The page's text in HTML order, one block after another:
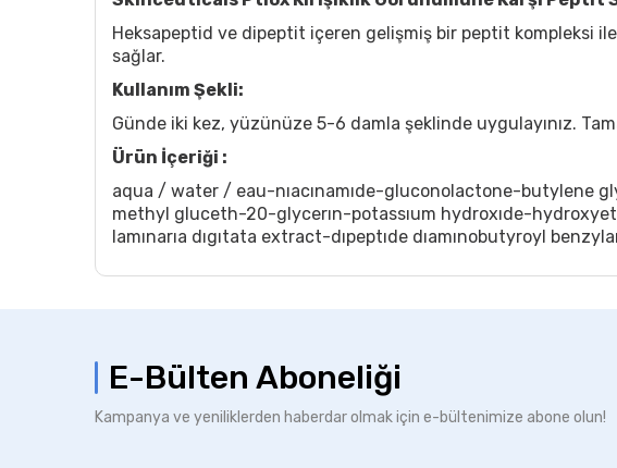
Heksapeptid ve dipeptit içeren gelişmiş bir peptit kompleksi ile
sağlar.
Kullanım Şekli:
Günde iki kez, yüzünüze 5-6 damla şeklinde uygulayınız.
Ürün İçeriği :
aqua / water / eau-nıacınamıde-gluconolactone-
methyl gluceth-20-glycerın-potassıum hydroxıde-
lamınarıa dıgıtata extract-dıpeptıde dıamınobutyroyl
E-Bülten Aboneliği
Kampanya ve yeniliklerden haberdar olmak için e-bültenimize abone olun!